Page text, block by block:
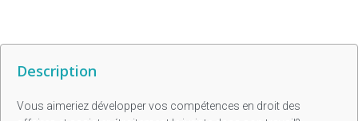
Description
Vous aimeriez développer vos compétences en droit des